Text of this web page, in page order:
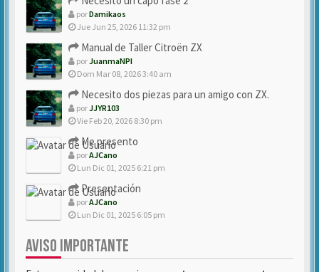
porDamikaos
Jue Jun 25, 2026 11:32 pm
Manual de Taller Citroën ZX
porJuanmaNPI
Dom Mar 08, 2026 3:40 am
Necesito dos piezas para un amigo con ZX.
porJJYR103
Vie Feb 20, 2026 8:30 pm
Me presento
porAJCano
Lun Dic 01, 2025 6:21 pm
Presentación
porAJCano
Lun Dic 01, 2025 6:05 pm
AVISO IMPORTANTE